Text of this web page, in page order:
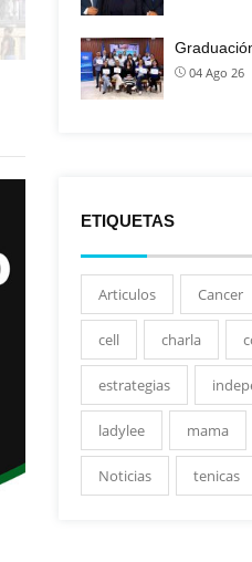
04 Ago 26
ETIQUETAS
Articulos Cancer
cell charla
estrategias
ladylee mama
Noticias tenicas